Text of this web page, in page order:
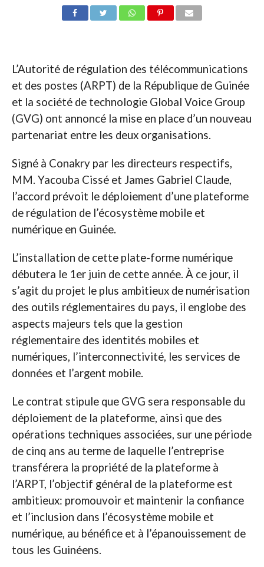
L’Autorité de régulation des télécommunications
et des postes (ARPT) de la République de Guinée
et la société de technologie Global Voice Group
(GVG) ont annoncé la mise en place d’un nouveau
partenariat entre les deux organisations.
Signé à Conakry par les directeurs respectifs,
MM. Yacouba Cissé et James Gabriel Claude,
l’accord prévoit le déploiement d’une plateforme
de régulation de l’écosystème mobile et
numérique en Guinée.
L’installation de cette plate-forme numérique
débutera le 1er juin de cette année. À ce jour, il
s’agit du projet le plus ambitieux de numérisation
des outils réglementaires du pays, il englobe des
aspects majeurs tels que la gestion
réglementaire des identités mobiles et
numériques, l’interconnectivité, les services de
données et l’argent mobile.
Le contrat stipule que GVG sera responsable du
déploiement de la plateforme, ainsi que des
opérations techniques associées, sur une période
de cinq ans au terme de laquelle l’entreprise
transférera la propriété de la plateforme à
l’ARPT, l’objectif général de la plateforme est
ambitieux: promouvoir et maintenir la confiance
et l’inclusion dans l’écosystème mobile et
numérique, au bénéfice et à l’épanouissement de
tous les Guinéens.